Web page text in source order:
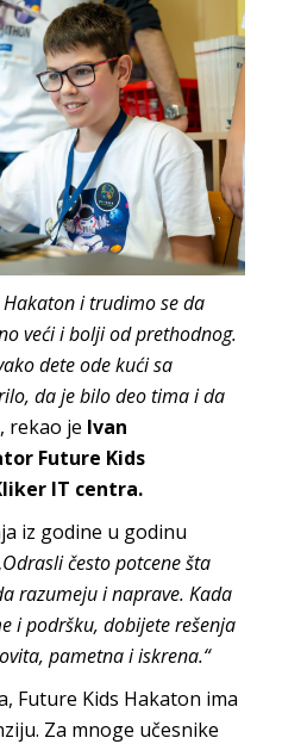
i trudimo se da
veći i bolji od prethodnog.
dete ode kući sa
da je bilo deo tima i da
rekao je Ivan
Future Kids
IT centra.
iz godine u godinu
Odrasli često potcene šta
razumeju i naprave. Kada
i podršku, dobijete rešenja
pametna i iskrena.“
Future Kids Hakaton ima
Za mnoge učesnike